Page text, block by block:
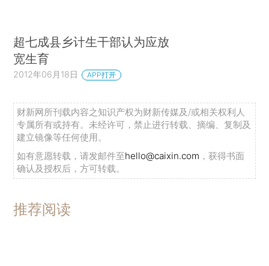
超七成县乡计生干部认为应放
宽生育
2012年06月18日 APP打开
财新网所刊载内容之知识产权为财新传媒及/或相关权利人
专属所有或持有。未经许可，禁止进行转载、摘编、复制及
建立镜像等任何使用。
如有意愿转载，请发邮件至hello@caixin.com ，获得书面
确认及授权后，方可转载。
推荐阅读